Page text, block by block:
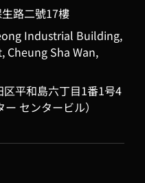
路二號17樓
Industrial Building,
Cheung Sha Wan,
平和島六丁目1番1号4
センタービル）